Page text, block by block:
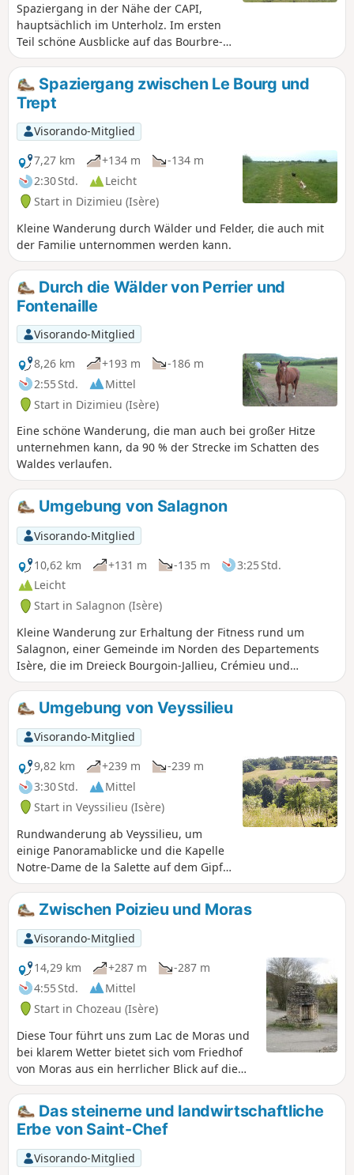
Spaziergang in der Nähe der CAPI,
hauptsächlich im Unterholz. Im ersten
Teil schöne Ausblicke auf das Bourbre-
Tal, Bourgoin-Jallieu und Isle d'Abeau.
Auf dem Rückweg geht es am Étang de
Moras entlang, aber das Schilf versperrt
die Sicht auf das Ufer. Einige
Backhäuser und Waschhäuser säumen
den Weg. Gelbe Wegmarkierungen
entlang der gesamten Strecke. Je nach
Tempo und Fotostopps sollten Sie
zwischen 3 und 4 Stunden einplanen.
Spaziergang zwischen Le Bourg und
Trept
Visorando-Mitglied
7,27 km
+134 m
-134 m
2:30 Std.
Leicht
Start in Dizimieu (Isère)
Kleine Wanderung durch Wälder und Felder, die auch mit
der Familie unternommen werden kann.
Durch die Wälder von Perrier und
Fontenaille
Visorando-Mitglied
8,26 km
+193 m
-186 m
2:55 Std.
Mittel
Start in Dizimieu (Isère)
Eine schöne Wanderung, die man auch bei großer Hitze
unternehmen kann, da 90 % der Strecke im Schatten des
Waldes verlaufen.
Umgebung von Salagnon
Visorando-Mitglied
10,62 km
+131 m -135 m
3:25 Std.
Leicht
Start in Salagnon (Isère)
Kleine Wanderung zur Erhaltung der Fitness rund um
Salagnon, einer Gemeinde im Norden des Departements
Isère, die im Dreieck Bourgoin-Jallieu, Crémieu und
Morestel liegt.
Umgebung von Veyssilieu
Visorando-Mitglied
9,82 km
+239 m
-239 m
3:30 Std.
Mittel
Start in Veyssilieu (Isère)
Rundwanderung ab Veyssilieu, um
einige Panoramablicke und die Kapelle
Notre-Dame de la Salette auf dem Gipfel
des Berges Chatelan zu entdecken.
Hinweis: Diese Rundwanderung folgt
den auf dem großen Plan am
Straßenrand angegebenen Wegen, d.
h.: Cros de Lavan, Les Gorges, Frétignier,
Seuillere, Floutier und zurück nach
Veyssilieu.
Zwischen Poizieu und Moras
Visorando-Mitglied
14,29 km
+287 m
-287 m
4:55 Std.
Mittel
Start in Chozeau (Isère)
Diese Tour führt uns zum Lac de Moras und
bei klarem Wetter bietet sich vom Friedhof
von Moras aus ein herrlicher Blick auf die
Alpen und den See.
Das steinerne und landwirtschaftliche
Erbe von Saint-Chef
Visorando-Mitglied